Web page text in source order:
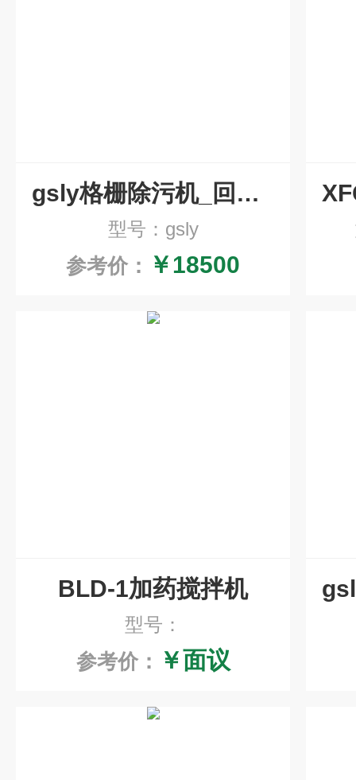
gsly格栅除污机_回转式机械格栅
型号：gsly
参考价： ￥18500
BLD-1加药搅拌机
型号：
参考价： ￥面议